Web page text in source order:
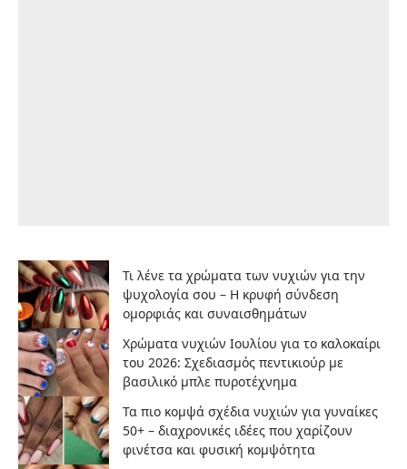
Τι λένε τα χρώματα των νυχιών για την
ψυχολογία σου – Η κρυφή σύνδεση
ομορφιάς και συναισθημάτων
Χρώματα νυχιών Ιουλίου για το καλοκαίρι
του 2026: Σχεδιασμός πεντικιούρ με
βασιλικό μπλε πυροτέχνημα
Τα πιο κομψά σχέδια νυχιών για γυναίκες
50+ – διαχρονικές ιδέες που χαρίζουν
φινέτσα και φυσική κομψότητα